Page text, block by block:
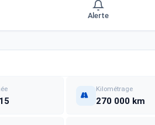
Alerte
Kilométrage
270 000 km